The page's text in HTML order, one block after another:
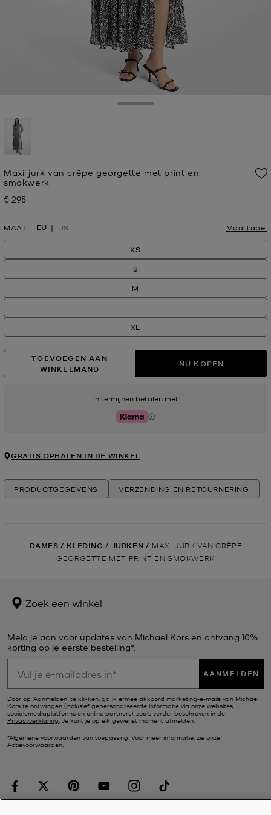
Maxi-jurk van crêpe georgette met print en
smokwerk
Nu
€ 295
MAAT EU US Maattabel
XS
S
M
L
XL
TOEVOEGEN AAN
WINKELMAND
NU KOPEN
In termijnen betalen met
Klarna
GRATIS OPHALEN IN DE WINKEL
PRODUCTGEGEVENS VERZENDING EN RETOURNERING
DAMES / KLEDING / JURKEN / MAXI-JURK VAN CRÊPE
GEORGETTE MET PRINT EN SMOKWERK
Zoek een winkel
Meld je aan voor updates van Michael Kors en ontvang 10%
korting op je eerste bestelling*.
AANMELDEN
Door op ‘Aanmelden’ te klikken, ga ik ermee akkoord marketing-e-mails van Michael
Kors te ontvangen (inclusief gepersonaliseerde informatie via onze websites,
socialemediaplatforms en online partners), zoals verder beschreven in de
Privacyverklaring. Je kunt je op elk gewenst moment afmelden.
*Algemene voorwaarden van toepassing. Voor meer informatie, zie onze
Actievoorwaarden.